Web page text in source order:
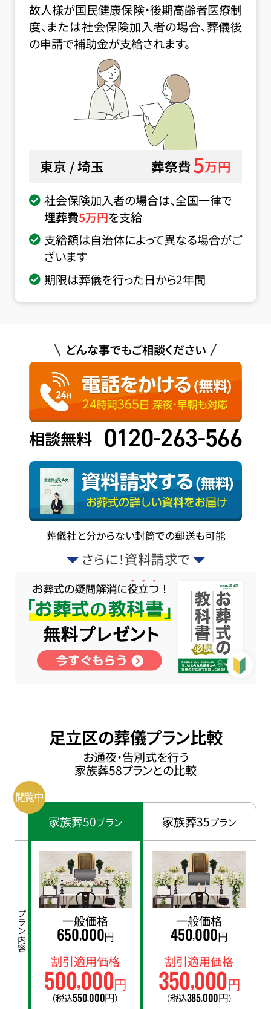
故人様が国民健康保険・後期高齢者医療制
度、または社会保険加入者の場合、葬儀後
の申請で補助金が支給されます。
東京 / 埼玉 葬祭費5万円
社会保険加入者の場合は、全国一律で
埋葬費5万円を支給
支給額は自治体によって異なる場合がご
ざいます
期限は葬儀を行った日から2年間
どんな事でもご相談ください
相談無料 0120-263-566
葬儀社と分からない封筒での郵送も可能
さらに！資料請求で
足立区の葬儀プラン比較
お通夜・告別式を行う
家族葬58プランとの比較
プラン内容
家族葬50プラン
一般価格
650,000円
割引適用価格
500,000円
（税込550,000円）
家族葬35プラン
一般価格
450,000円
割引適用価格
350,000円
（税込385,000円）